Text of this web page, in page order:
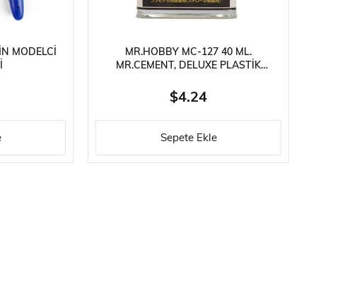
MODELCI
MR.HOBBY MC-127 40 ML.
MR.CEMENT, DELUXE PLASTIK
$4.24
Sepete Ekle